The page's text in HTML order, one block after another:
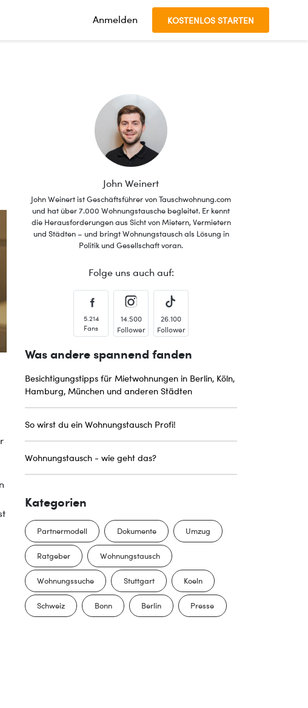
Anmelden KOSTENLOS STARTEN
John Weinert
John Weinert ist Geschäftsführer von Tauschwohnung.com
und hat über 7.000 Wohnungstausche begleitet. Er kennt
die Herausforderungen aus Sicht von Mietern, Vermietern
und Städten – und bringt Wohnungstausch als Lösung in
Politik und Gesellschaft voran.
Folge uns auch auf:
5.214
Fans
14.500
Follower
26.100
Follower
Was andere spannend fanden
Besichtigungstipps für Mietwohnungen in Berlin, Köln,
Hamburg, München und anderen Städten
So wirst du ein Wohnungstausch Profi!
Wohnungstausch - wie geht das?
Kategorien
Partnermodell Dokumente Umzug
Ratgeber Wohnungstausch
Wohnungssuche Stuttgart Koeln
Schweiz Bonn Berlin Presse